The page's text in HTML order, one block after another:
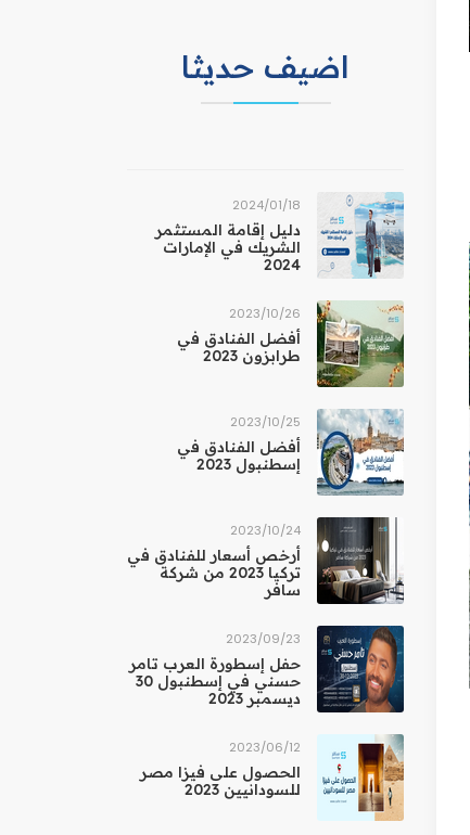
اضيف حديثا
18‏/01‏/2024
دليل إقامة المستثمر
الشريك في الإمارات
2024
26‏/10‏/2023
أفضل الفنادق في
طرابزون 2023
25‏/10‏/2023
أفضل الفنادق في
إسطنبول 2023
24‏/10‏/2023
أرخص أسعار للفنادق في
تركيا 2023 من شركة
سافر
23‏/09‏/2023
حفل إسطورة العرب تامر
حسني في إسطنبول 30
ديسمبر 2023
12‏/06‏/2023
الحصول على فيزا مصر
للسودانيين 2023